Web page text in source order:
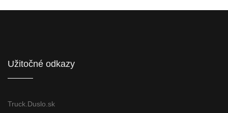
Užitočné odkazy
Truck.Duslo.sk